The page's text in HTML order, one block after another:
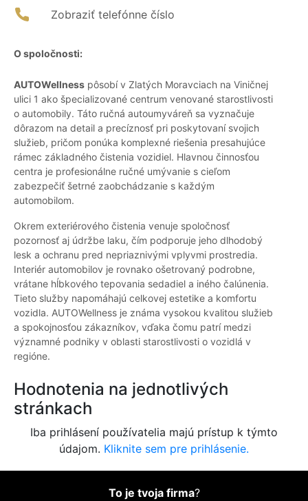
Zobraziť telefónne číslo
O spoločnosti:
AUTOWellness pôsobí v Zlatých Moravciach na Viničnej
ulici 1 ako špecializované centrum venované starostlivosti
o automobily. Táto ručná autoumyváreň sa vyznačuje
dôrazom na detail a precíznosť pri poskytovaní svojich
služieb, pričom ponúka komplexné riešenia presahujúce
rámec základného čistenia vozidiel. Hlavnou činnosťou
centra je profesionálne ručné umývanie s cieľom
zabezpečiť šetrné zaobchádzanie s každým
automobilom.
Okrem exteriérového čistenia venuje spoločnosť
pozornosť aj údržbe laku, čím podporuje jeho dlhodobý
lesk a ochranu pred nepriaznivými vplyvmi prostredia.
Interiér automobilov je rovnako ošetrovaný podrobne,
vrátane hĺbkového tepovania sedadiel a iného čalúnenia.
Tieto služby napomáhajú celkovej estetike a komfortu
vozidla. AUTOWellness je známa vysokou kvalitou služieb
a spokojnosťou zákazníkov, vďaka čomu patrí medzi
významné podniky v oblasti starostlivosti o vozidlá v
regióne.
Hodnotenia na jednotlivých
stránkach
Iba prihlásení používatelia majú prístup k týmto
údajom. Kliknite sem pre prihlásenie.
To je tvoja firma?